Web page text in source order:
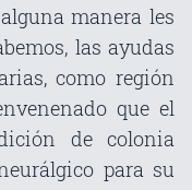
manera les
las ayudas
como región
que el
de colonia
para su